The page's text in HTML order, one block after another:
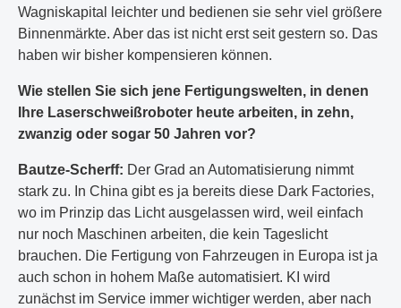
Wagniskapital leichter und bedienen sie sehr viel größere
Binnenmärkte. Aber das ist nicht erst seit gestern so. Das
haben wir bisher kompensieren können.
Wie stellen Sie sich jene Fertigungswelten, in denen
Ihre Laserschweißroboter heute arbeiten, in zehn,
zwanzig oder sogar 50 Jahren vor?
Bautze-Scherff: Der Grad an Automatisierung nimmt
stark zu. In China gibt es ja bereits diese Dark Factories,
wo im Prinzip das Licht ausgelassen wird, weil einfach
nur noch Maschinen arbeiten, die kein Tageslicht
brauchen. Die Fertigung von Fahrzeugen in Europa ist ja
auch schon in hohem Maße automatisiert. KI wird
zunächst im Service immer wichtiger werden, aber nach